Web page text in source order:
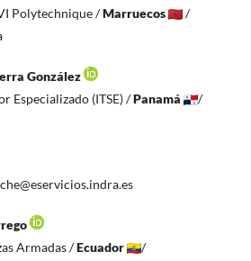
Polytechnique /Marruecos
/
González
Especializado (ITSE) /Panamá
/
Armadas /Ecuador
/